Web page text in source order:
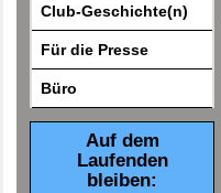
Club-Geschichte(n)
Für die Presse
Büro
Auf dem
Laufenden
bleiben: